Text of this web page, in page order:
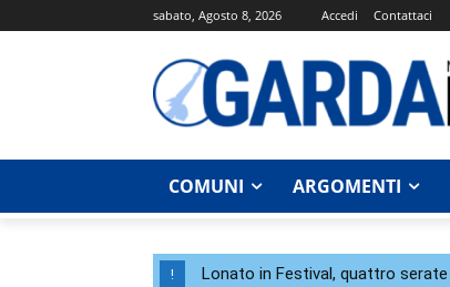
sabato, Agosto 8, 2026 Accedi Contattaci
COMUNI ARGOMENTI
! Lonato in Festival, quattro serate